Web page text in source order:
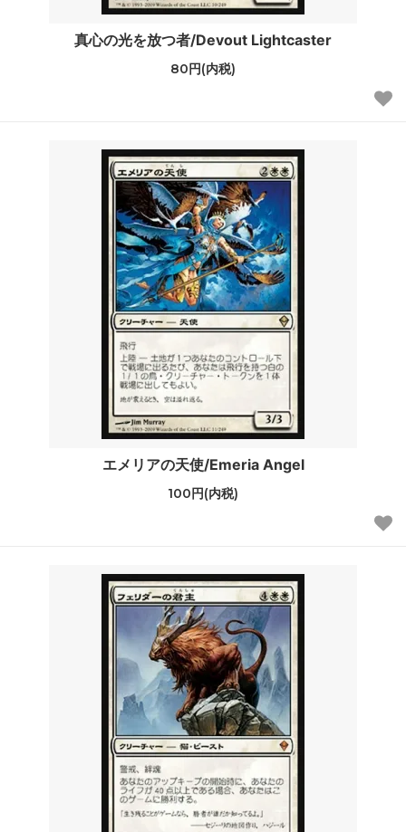
真心の光を放つ者/Devout Lightcaster
80円(内税)
エメリアの天使/Emeria Angel
100円(内税)